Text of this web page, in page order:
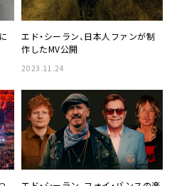
エド・シーラン、日本人ファンが制
作したMV公開
2023.11.24